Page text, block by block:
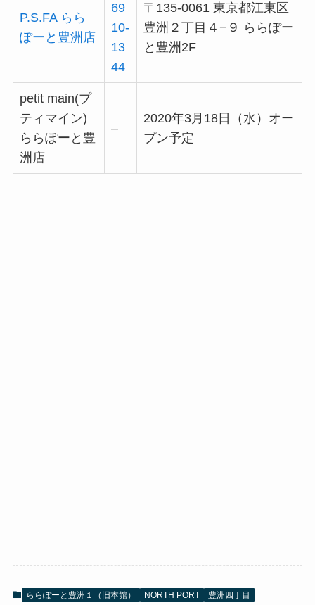
P.S.FA らら
ぽーと豊洲店
69
10-
13
44
〒135-0061 東京都江東区
豊洲２丁目４−９ ららぽー
と豊洲2F
petit main(プ
ティマイン)
ららぽーと豊
洲店
–
2020年3月18日（水）オー
プン予定
ららぽーと豊洲１（旧本館） NORTH PORT 豊洲四丁目